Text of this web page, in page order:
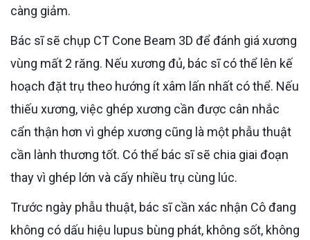
càng giảm.
Bác sĩ sẽ chụp CT Cone Beam 3D để đánh giá xương
vùng mất 2 răng. Nếu xương đủ, bác sĩ có thể lên kế
hoạch đặt trụ theo hướng ít xâm lấn nhất có thể. Nếu
thiếu xương, việc ghép xương cần được cân nhắc
cẩn thận hơn vì ghép xương cũng là một phẫu thuật
cần lành thương tốt. Có thể bác sĩ sẽ chia giai đoạn
thay vì ghép lớn và cấy nhiều trụ cùng lúc.
Trước ngày phẫu thuật, bác sĩ cần xác nhận Cô đang
không có dấu hiệu lupus bùng phát, không sốt, không